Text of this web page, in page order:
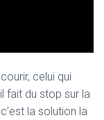
celui qui
fait du stop sur la
la solution la